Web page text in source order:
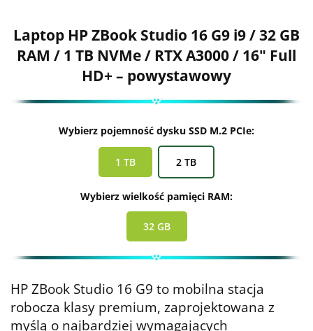
Laptop HP ZBook Studio 16 G9 i9 / 32 GB
RAM / 1 TB NVMe / RTX A3000 / 16" Full
HD+ – powystawowy
Wybierz pojemność dysku SSD M.2 PCIe:
1 TB 2 TB
Wybierz wielkość pamięci RAM:
32 GB
HP ZBook Studio 16 G9 to mobilna stacja
robocza klasy premium, zaprojektowana z
myślą o najbardziej wymagających